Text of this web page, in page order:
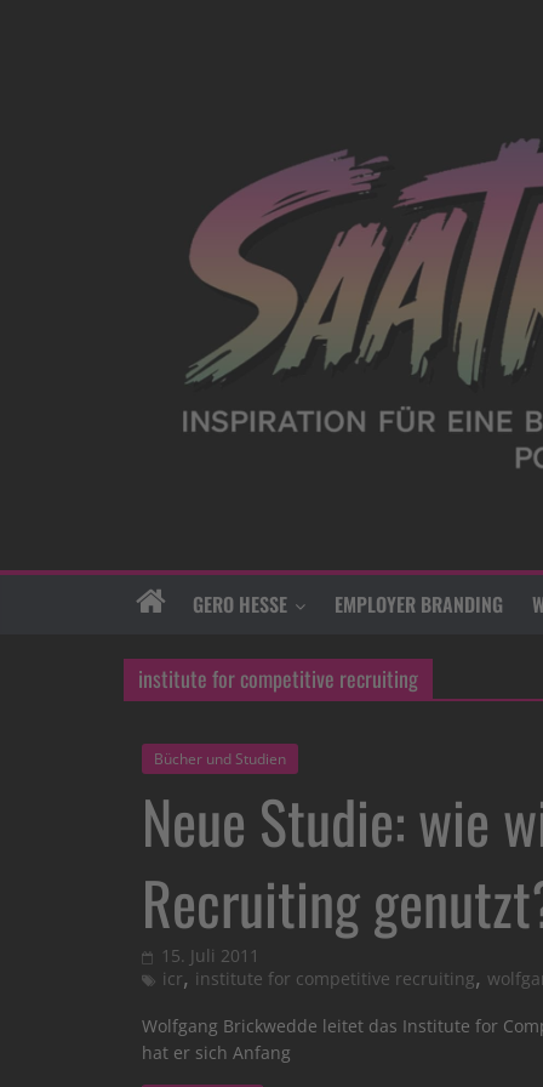
GERO HESSE EMPLOYER BRANDING
institute for competitive recruiting
Bücher und Studien
Neue Studie: wie
Recruiting
15. Juli 2011
icr, institute for competitive recruiting,
Wolfgang Brickwedde leitet das Institute for
hat er sich Anfang